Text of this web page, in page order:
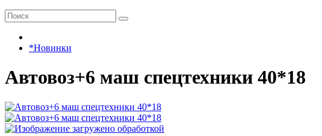
*Новинки
Автовоз+6 маш спецтехники 40*18